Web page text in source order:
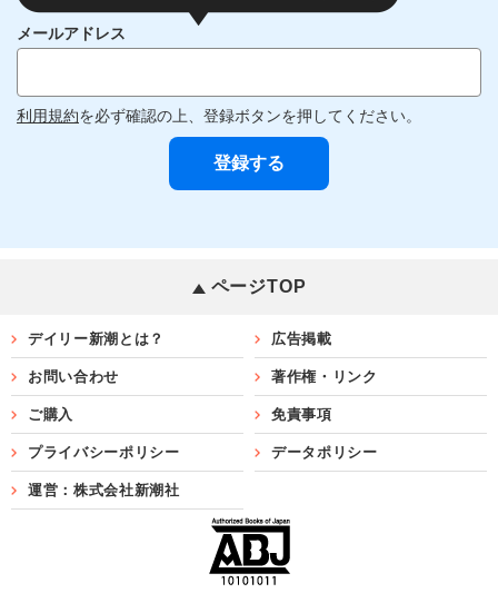
メールアドレス
利用規約を必ず確認の上、登録ボタンを押してください。
ページTOP
デイリー新潮とは？ 広告掲載
お問い合わせ 著作権・リンク
ご購入 免責事項
プライバシーポリシー データポリシー
運営：株式会社新潮社